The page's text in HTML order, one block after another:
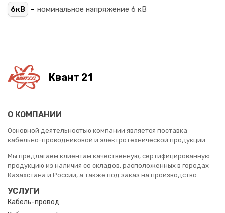
6кВ - номинальное напряжение 6 кВ
Квант 21
О КОМПАНИИ
Основной деятельностью компании является поставка
кабельно-проводниковой и электротехнической продукции.
Мы предлагаем клиентам качественную, сертифицированную
продукцию из наличия со складов, расположенных в городах
Казахстана и России, а также под заказ на производство.
УСЛУГИ
Кабель-провод